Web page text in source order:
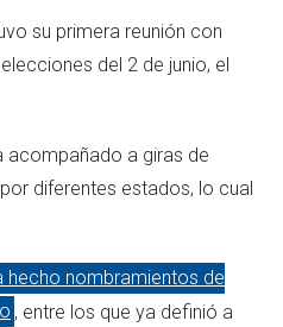
su primera reunión con
del 2 de junio, el
acompañado a giras de
diferentes estados, lo cual
hecho nombramientos de
, entre los que ya definió a